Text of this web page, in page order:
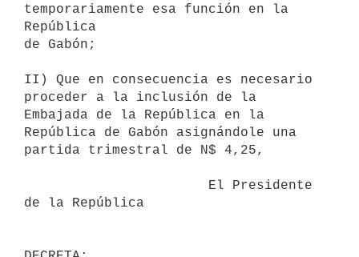
temporariamente esa función en la
República
de Gabón;
II) Que en consecuencia es necesario
proceder a la inclusión de la
Embajada de la República en la
República de Gabón asignándole una
partida trimestral de N$ 4,25,
de la República